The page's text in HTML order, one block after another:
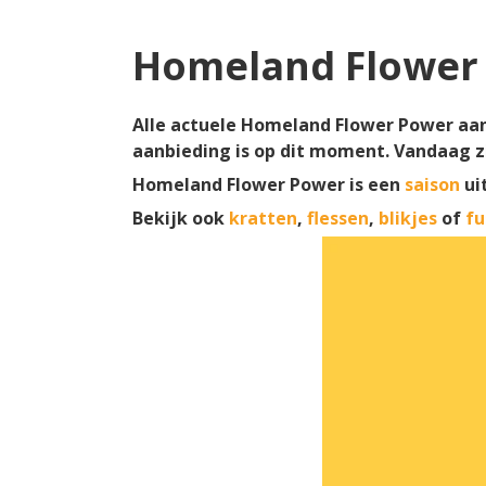
Homeland
Alle actuele Homeland Flower Power
aanbieding is op dit moment. Vandaag
Homeland Flower Power is een saison
Bekijk ook kratten, flessen, blikjes of